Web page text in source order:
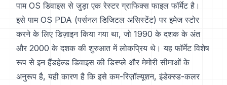
पाम OS डिवाइस से जुड़ा एक रेस्टर ग्राफिक्स फाइल फॉर्मेट है।
इसे पाम OS PDA (पर्सनल डिजिटल असिस्टेंट) पर इमेज स्टोर
करने के लिए डिज़ाइन किया गया था, जो 1990 के दशक के अंत
और 2000 के दशक की शुरुआत में लोकप्रिय थे। यह फॉर्मेट विशेष
रूप से इन हैंडहेल्ड डिवाइस की डिस्प्ले और मेमोरी सीमाओं के
अनुरूप है, यही कारण है कि इसे कम-रिज़ॉल्यूशन, इंडेक्स्ड-कलर